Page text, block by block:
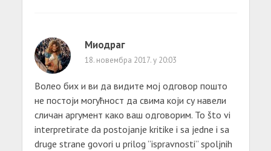
Миодраг
18. новембра 2017. у 20:03
Волео бих и ви да видите мој одговор пошто
не постоји могућност да свима који су навели
сличан аргумент како ваш одговорим. To što vi
interpretirate da postojanje kritike i sa jedne i sa
druge strane govori u prilog ”ispravnosti” spoljnih